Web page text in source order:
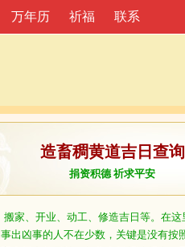
万年历 祈福 联系
造畜稠黄道吉日查询
捐资积德 祈求平安
家、开业、动工、修造吉日等。在
出凶事的人不在少数，关键是没有